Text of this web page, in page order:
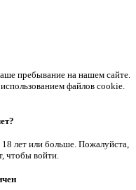
пребывание на нашем сайте.
файлов cookie.
лет или больше. Пожалуйста,
чтобы войти.